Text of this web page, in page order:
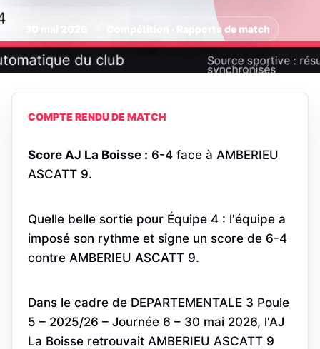
Compétition · Rapports de match
COMPTE RENDU DE MATCH
Score AJ La Boisse : 6-4 face à AMBERIEU
ASCATT 9.
Quelle belle sortie pour Équipe 4 : l'équipe a
imposé son rythme et signe un score de 6-4
contre AMBERIEU ASCATT 9.
Dans le cadre de DEPARTEMENTALE 3 Poule
5 – 2025/26 – Journée 6 – 30 mai 2026, l'AJ
La Boisse retrouvait AMBERIEU ASCATT 9